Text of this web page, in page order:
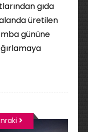
gıda
üretilen
gününe